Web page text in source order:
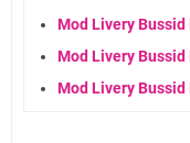
Mod Livery Bussid
Mod Livery Bussid
Mod Livery